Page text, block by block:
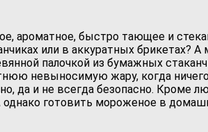
ароматное, быстро тающее и
или в аккуратных
палочкой из бумажных
невыносимую жару, когда
да и не всегда безопасно. Кроме
готовить мороженое в